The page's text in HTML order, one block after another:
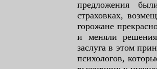
предложения
страховках,
горожане
и меняли
заслуга в этом
психологов,